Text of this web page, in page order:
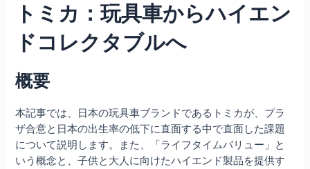
トミカ：玩具車からハイエン
ドコレクタブルへ
概要
本記事では、日本の玩具車ブランドであるトミカが、プラ
ザ合意と日本の出生率の低下に直面する中で直面した課題
について説明します。また、「ライフタイムバリュー」と
いう概念と、子供と大人に向けたハイエンド製品を提供す